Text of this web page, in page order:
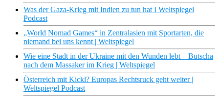
Was der Gaza-Krieg mit Indien zu tun hat I Weltspiegel
Podcast
„World Nomad Games“ in Zentralasien mit Sportarten, die
niemand bei uns kennt | Weltspiegel
Wie eine Stadt in der Ukraine mit den Wunden lebt – Butscha
nach dem Massaker im Krieg | Weltspiegel
Österreich mit Kickl? Europas Rechtsruck geht weiter |
Weltspiegel Podcast